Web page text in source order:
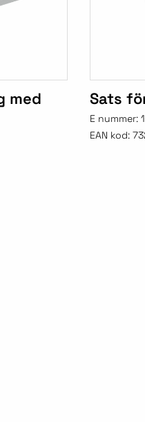
med
Sats
E nummer:
EAN kod: